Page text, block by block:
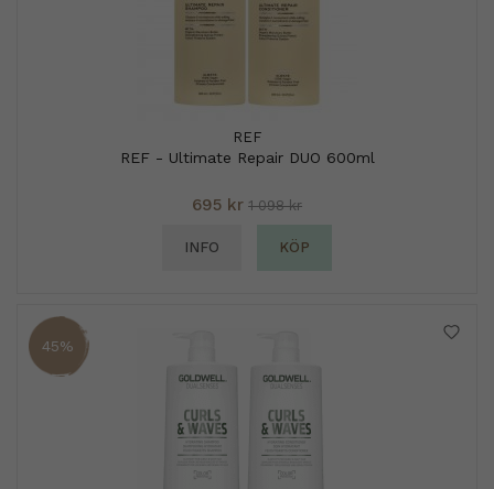
REF
REF - Ultimate Repair DUO 600ml
695 kr 1 098 kr
INFO KÖP
45%